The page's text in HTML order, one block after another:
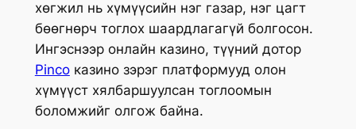
хөгжил нь хүмүүсийн нэг газар, нэг цагт
бөөгнөрч тоглох шаардлагагүй болгосон.
Ингэснээр онлайн казино, түүний дотор
Pincoказино зэрэг платформууд олон
хүмүүст хялбаршуулсан тоглоомын
боломжийг олгож байна.